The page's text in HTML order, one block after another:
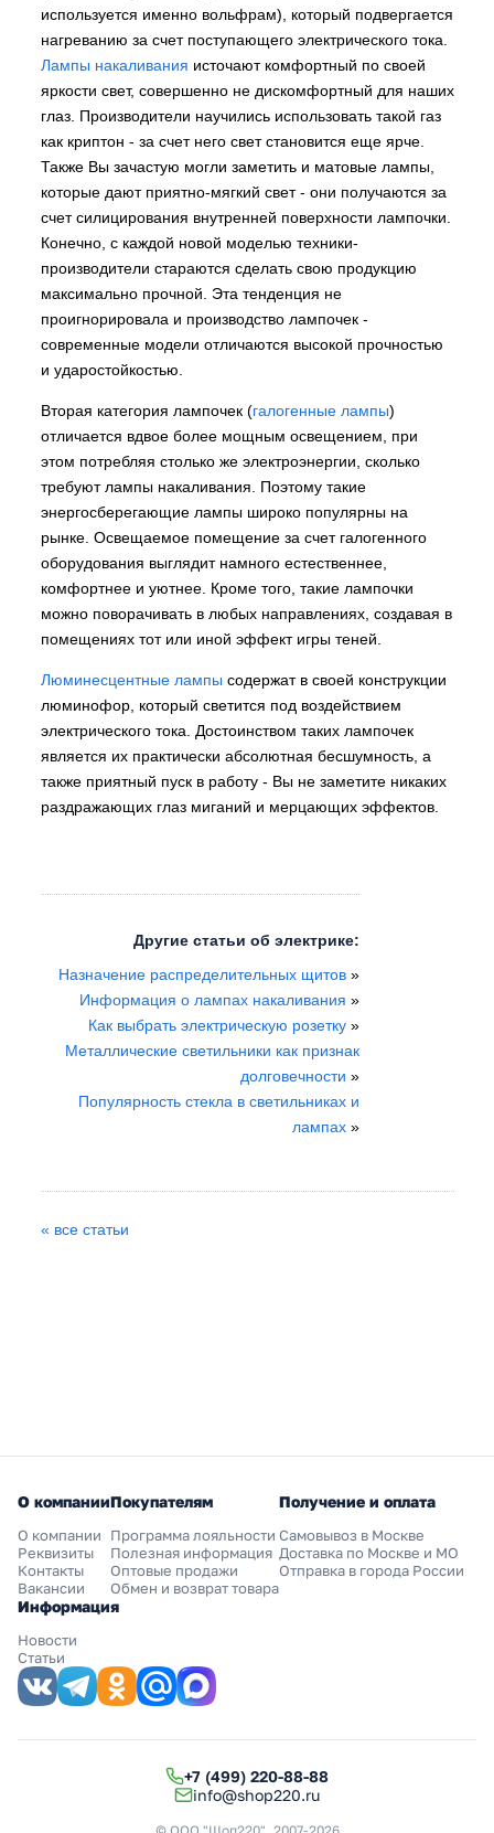
используется именно вольфрам), который подвергается
нагреванию за счет поступающего электрического тока.
Лампы накаливания источают комфортный по своей
яркости свет, совершенно не дискомфортный для наших
глаз. Производители научились использовать такой газ
как криптон - за счет него свет становится еще ярче.
Также Вы зачастую могли заметить и матовые лампы,
которые дают приятно-мягкий свет - они получаются за
счет силицирования внутренней поверхности лампочки.
Конечно, с каждой новой моделью техники-
производители стараются сделать свою продукцию
максимально прочной. Эта тенденция не
проигнорировала и производство лампочек -
современные модели отличаются высокой прочностью
и ударостойкостью.
Вторая категория лампочек (галогенные лампы)
отличается вдвое более мощным освещением, при
этом потребляя столько же электроэнергии, сколько
требуют лампы накаливания. Поэтому такие
энергосберегающие лампы широко популярны на
рынке. Освещаемое помещение за счет галогенного
оборудования выглядит намного естественнее,
комфортнее и уютнее. Кроме того, такие лампочки
можно поворачивать в любых направлениях, создавая в
помещениях тот или иной эффект игры теней.
Люминесцентные лампы содержат в своей конструкции
люминофор, который светится под воздействием
электрического тока. Достоинством таких лампочек
является их практически абсолютная бесшумность, а
также приятный пуск в работу - Вы не заметите никаких
раздражающих глаз миганий и мерцающих эффектов.
Другие статьи об электрике:
Назначение распределительных щитов»
Информация о лампах накаливания »
Как выбрать электрическую розетку»
Металлические светильники как признак
долговечности »
Популярность стекла в светильниках и
лампах»
« все статьи
О компании
О компании
Реквизиты
Контакты
Вакансии
Покупателям
Программа лояльности
Полезная информация
Оптовые продажи
Обмен и возврат товара
Получение и оплата
Самовывоз в Москве
Доставка по Москве и МО
Отправка в города России
Информация
Новости
Статьи
+7 (499) 220-88-88
info@shop220.ru